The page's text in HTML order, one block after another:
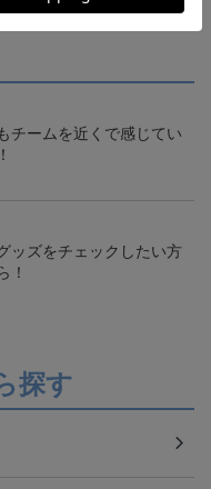
チームを近くで感じてい
ッズをチェックしたい方
！
探す